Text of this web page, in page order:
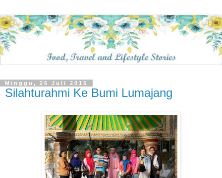
Minggu, 26 Juli 2015
Silahturahmi Ke Bumi Lumajang